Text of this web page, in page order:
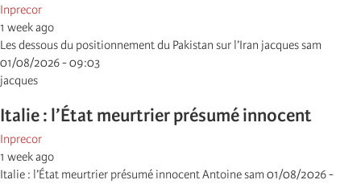
Inprecor
1 week ago
Les dessous du positionnement du Pakistan sur l’Iran jacques sam
01/08/2026 - 09:03
jacques
Italie : l’État meurtrier présumé innocent
Inprecor
1 week ago
Italie : l’État meurtrier présumé innocent Antoine sam 01/08/2026 -